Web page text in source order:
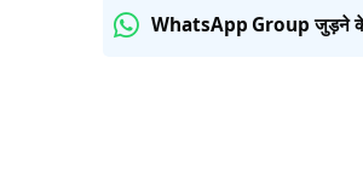
WhatsApp Group जुड़ने के